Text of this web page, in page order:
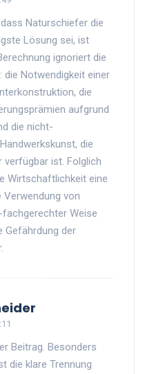
Naturschiefer die
Lösung sei, ist
ignoriert die
die Notwendigkeit einer
die
aufgrund
die nicht-
die
verfügbar ist. Folglich
Wirtschaftlichkeit eine
Verwendung von
Weise
Gefährdung der
Beitrag. Besonders
die klare Trennung